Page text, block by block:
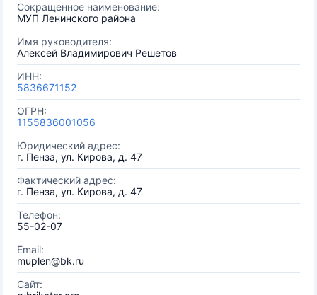
Сокращенное наименование:
МУП Ленинского района
Имя руководителя:
Алексей Владимирович Решетов
ИНН:
5836671152
ОГРН:
1155836001056
Юридический адрес:
г. Пенза, ул. Кирова, д. 47
Фактический адрес:
г. Пенза, ул. Кирова, д. 47
Телефон:
55-02-07
Email:
muplen@bk.ru
Сайт: